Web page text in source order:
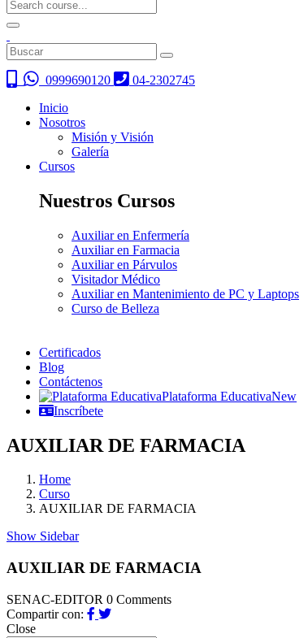
0999690120
04-2302745
Inicio
Nosotros
Misión y Visión
Galería
Cursos
Nuestros Cursos
Auxiliar en Enfermería
Auxiliar en Farmacia
Auxiliar en Párvulos
Visitador Médico
Auxiliar en Mantenimiento de PC y Laptops
Curso de Belleza
Certificados
Blog
Contáctenos
Plataforma EducativaNew
Inscríbete
AUXILIAR DE FARMACIA
Home
Curso
AUXILIAR DE FARMACIA
Show Sidebar
AUXILIAR DE FARMACIA
SENAC-EDITOR 0 Comments
Compartir con:
Close